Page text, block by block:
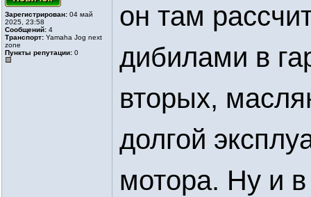
Зарегистрирован: 04 май
2025, 23:58
Сообщений: 4
Транспорт: Yamaha Jog next
zone
Пункты репутации: 0
он там
дибилами в
вторых,
долгой
мотора. Ну и